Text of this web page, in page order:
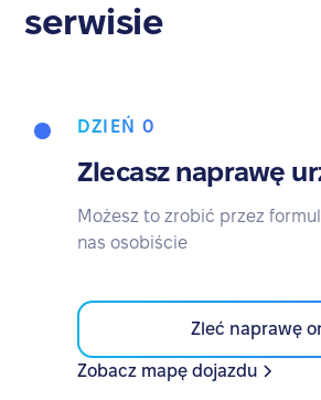
serwisie
DZIEŃ 0
Zlecasz naprawę
Możesz to zrobić przez
nas osobiście
Zleć naprawę
Zobacz mapę dojazdu